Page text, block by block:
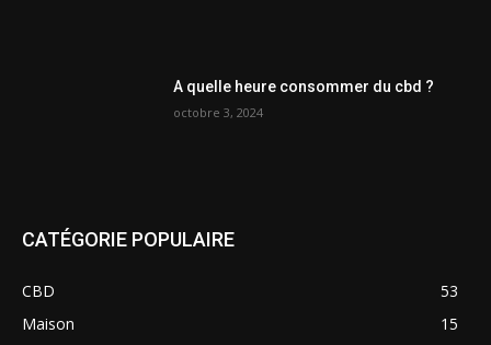
A quelle heure consommer du cbd ?
octobre 3, 2024
CATÉGORIE POPULAIRE
CBD
53
Maison
15